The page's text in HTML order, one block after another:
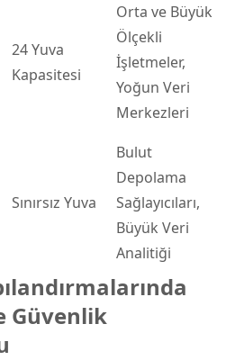
24 Yuva
Kapasitesi
Orta ve Büyük
Ölçekli
İşletmeler,
Yoğun Veri
Merkezleri
Sınırsız Yuva
Bulut
Depolama
Sağlayıcıları,
Büyük Veri
Analitiği
Güvenlik